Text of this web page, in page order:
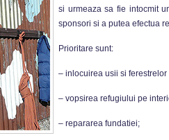
si urmeaza sa fie intocmit
sponsori si a putea efectua
Prioritare sunt:
– inlocuirea usii si ferestrelor
– vopsirea refugiului pe
– repararea fundatiei;